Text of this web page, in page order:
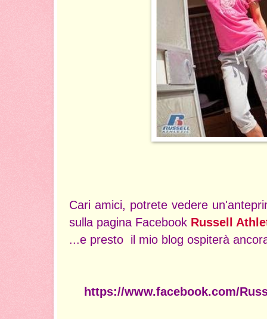
Cari amici, potrete vedere
sulla pagina Facebook Russell
...e presto il mio blog ospiterà
https://www.facebook.com/